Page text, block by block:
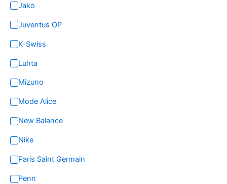
Jako
Juventus OP
K-Swiss
Luhta
Mizuno
Mode Alice
New Balance
Nike
Paris Saint Germain
Penn